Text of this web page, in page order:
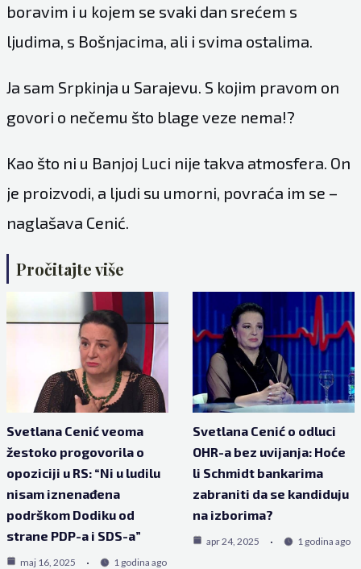
boravim i u kojem se svaki dan srećem s
ljudima, s Bošnjacima, ali i svima ostalima.
Ja sam Srpkinja u Sarajevu. S kojim pravom on
govori o nečemu što blage veze nema!?
Kao što ni u Banjoj Luci nije takva atmosfera. On
je proizvodi, a ljudi su umorni, povraća im se –
naglašava Cenić.
Pročitajte više
Svetlana Cenić veoma
žestoko progovorila o
opoziciji u RS: “Ni u ludilu
nisam iznenađena
podrškom Dodiku od
strane PDP-a i SDS-a”
maj 16, 2025 1 godina ago
Svetlana Cenić o odluci
OHR-a bez uvijanja: Hoće
li Schmidt bankarima
zabraniti da se kandiduju
na izborima?
apr 24, 2025 1 godina ago